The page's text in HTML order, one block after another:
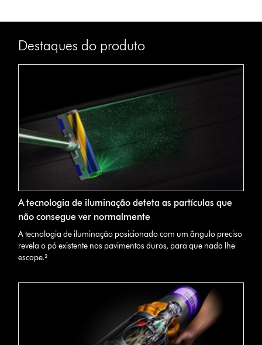
Destaques do produto
A tecnologia de iluminação deteta as partículas que
não consegue ver normalmente
A tecnologia de iluminação posicionado com um ângulo preciso
revela o pó existente nos pavimentos duros, para que nada lhe
escape.²